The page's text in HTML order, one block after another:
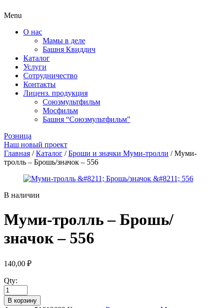
Menu
О нас
Мамы в деле
Башня Квиддич
Каталог
Услуги
Сотрудничество
Контакты
Лиценз. продукция
Союзмультфильм
Мосфильм
Башня “Союзмультфильм”
Розница
Наш новый проект
Главная /Каталог /Броши и значки Муми-тролли / Муми-
тролль – Брошь/значок – 556
В наличии
Муми-тролль – Брошь/
значок – 556
140,00 ₽
Qty:
В корзину